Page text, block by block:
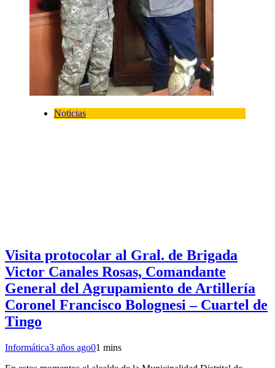
Noticias
Visita protocolar al Gral. de Brigada
Victor Canales Rosas, Comandante
General del Agrupamiento de Artillería
Coronel Francisco Bolognesi – Cuartel de
Tingo
Informática3 años ago01 mins